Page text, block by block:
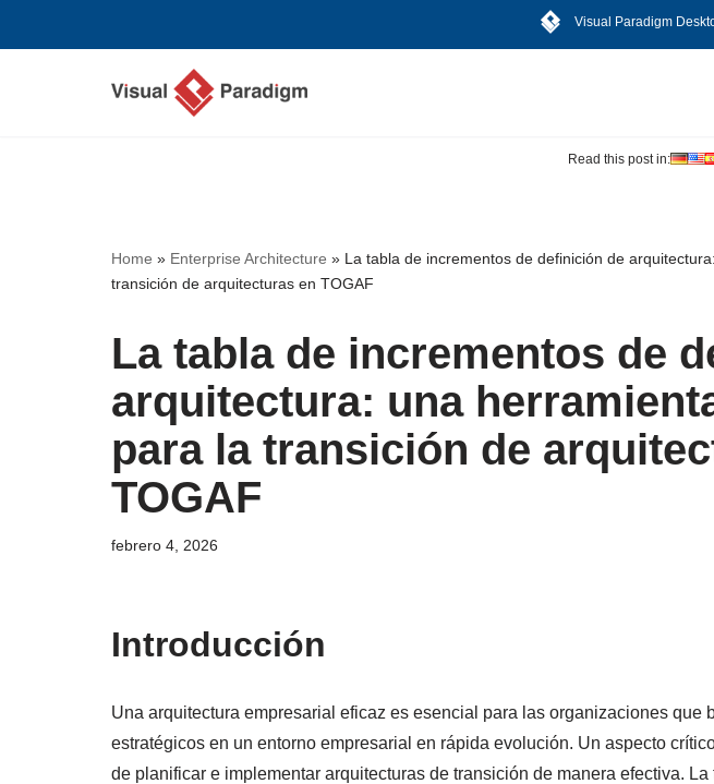
Visual Paradigm
Read this post in:
Home » Enterprise Architecture » La tabla de incrementos de definición de
transición de arquitecturas en TOGAF
La tabla de incrementos de
arquitectura: una
para la transición de
TOGAF
febrero 4, 2026
Introducción
Una arquitectura empresarial eficaz es esencial para las organizaciones que
estratégicos en un entorno empresarial en rápida evolución. Un aspecto
de planificar e implementar arquitecturas de transición de manera efectiva.